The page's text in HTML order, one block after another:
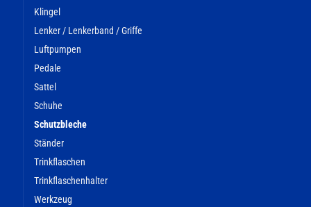
Klingel
Lenker / Lenkerband / Griffe
Luftpumpen
Pedale
Sattel
Schuhe
Schutzbleche
Ständer
Trinkflaschen
Trinkflaschenhalter
Werkzeug